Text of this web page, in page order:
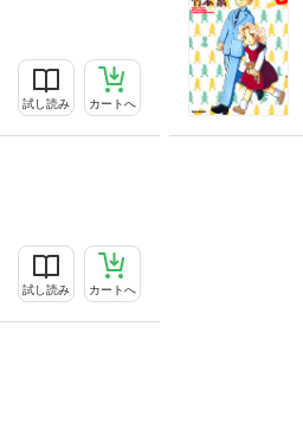
試し読み カートへ
試し読み カートへ